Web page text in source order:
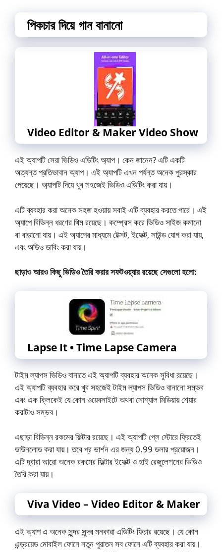
পিকচার দিয়ে গান বানানো
Video Editor & Maker Video Show
এই অ্যাপটি সেরা ভিডিও এডিটিং অ্যাপ। কেন জানেন? এটি একটি
অত্যন্ত প্রতিভাবান অ্যাপ। এই অ্যাপটি এখন পর্যন্ত অনেক পুরস্কার
পেয়েছে। অ্যাপটি দিয়ে খুব সহজেই ভিডিও এডিটিং করা যায়।
এটি ব্যবহার করা অনেক সহজ হওয়ায় সবাই এটি ব্যবহার করতে পারে। এই
অ্যাপে বিভিন্ন ধরণের থিম রয়েছে। কম্প্রেস করে ভিডিও সাইজ কমানো
বা বাড়ানো যায়। এই অ্যাপের মাধ্যমে টেক্সট, ইফেক্ট, সাউন্ড যোগ করা যায়,
এবং অডিও ডাবিং করা যায়।
ছাড়াও আরও কিছু ভিডিও তৈরি করার সফটওয়্যার রয়েছে সেগুলো হলো:
Lapse It • Time Lapse Camera
টাইম ল্যাপস ভিডিও বানাতে এই অ্যাপটি ব্যবহার অনেক সুবিধা রয়েছে।
এই অ্যাপটি ব্যবহার করে খুব সহজেই টাইম ল্যাপস ভিডিও বানানো সম্ভব
এবং এক ক্লিকেই যে কোন ওয়েবসাইটে অথবা সোশ্যাল মিডিয়ায় শেয়ার
করাটাও সম্ভব।
এছাড়া বিভিন্ন রকমের ফিল্টার রয়েছে। এই অ্যাপটি প্লে স্টোরে ফ্রিতেই
ডাউনলোড করা যায়। তবে প্র ভার্শন এর জন্য 0.99 ডলার প্রয়োজন।
এটি দ্বারা আরো অনেক রকমের ফিল্টার ইফেক্ট ও হাই রেজুলেশনের ভিডিও
তৈরি করা যায়।
Viva Video – Video Editor & Maker
এই অ্যাপ এ অনেক সুন্দর সুন্দর মনকারা এডিটিং ফিচার রয়েছে। যে কোন
এন্ড্রয়েড মোবাইল ফোনে নতুন পুরাতন সব ফোনে এটি ব্যবহার করা যায়।